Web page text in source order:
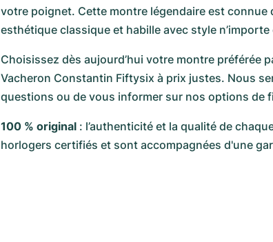
votre poignet. Cette montre légendaire est connue
esthétique classique et habille avec style
Choisissez dès aujourd’hui votre montre préférée
Vacheron Constantin Fiftysix à prix justes. Nous
questions ou de vous informer sur nos options de
100 % original : l’authenticité et la qualité de
horlogers certifiés et sont accompagnées d'une